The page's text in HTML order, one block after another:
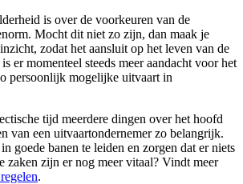
is over de voorkeuren van de
Mocht dit niet zo zijn, dan maak je
zodat het aansluit op het leven van de
er momenteel steeds meer aandacht voor het
persoonlijk mogelijke uitvaart in
tijd meerdere dingen over het hoofd
van een uitvaartondernemer zo belangrijk.
goede banen te leiden en zorgen dat er niets
zaken zijn er nog meer vitaal? Vindt meer
.